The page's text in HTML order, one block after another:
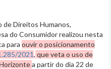
de Direitos Humanos,
do Consumidor realizou nesta
para ouvir o posicionamento
2021, que veta o uso de
a partir do dia 22 de